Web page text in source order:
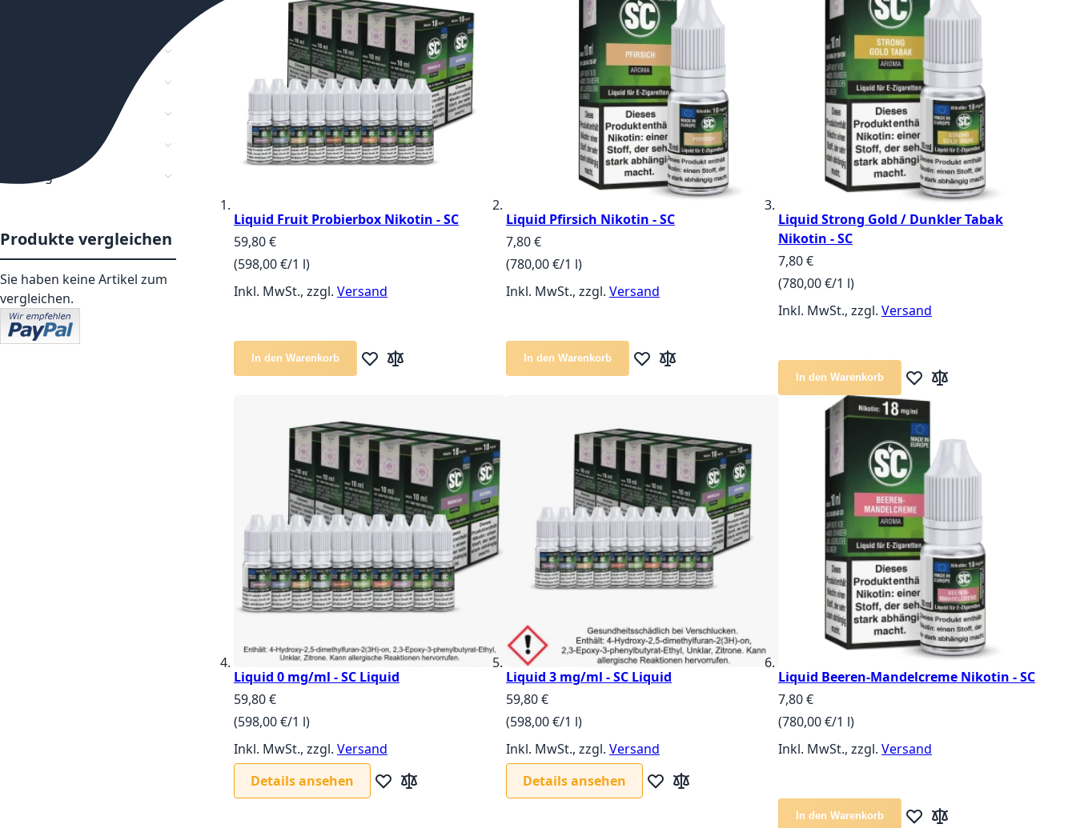
Packung
Liquid Fruit Probierbox Nikotin - SC
59,80 €
(598,00 €/1 l)
Inkl. MwSt., zzgl. Versand
In den Warenkorb Zur Wunschliste hinzufügen
Zur Vergleichsliste hinzufügen
Liquid Pfirsich Nikotin - SC
7,80 €
(780,00 €/1 l)
Inkl. MwSt., zzgl. Versand
In den Warenkorb Zur Wunschliste hinzufügen
Zur Vergleichsliste hinzufügen
Liquid Strong Gold / Dunkler Tabak
Nikotin - SC
7,80 €
(780,00 €/1 l)
Inkl. MwSt., zzgl. Versand
In den Warenkorb Zur Wunschliste hinzufügen
Zur Vergleichsliste
Liquid 0 mg/ml - SC Liquid
59,80 €
(598,00 €/1 l)
Inkl. MwSt., zzgl. Versand
Details ansehen
Zur Wunschliste hinzufügen
Zur Vergleichsliste hinzufügen
Liquid 3 mg/ml - SC Liquid
59,80 €
(598,00 €/1 l)
Inkl. MwSt., zzgl. Versand
Details ansehen
Zur Wunschliste hinzufügen
Zur Vergleichsliste hinzufügen
Liquid Beeren-Mandelcreme Nikotin - SC
7,80 €
(780,00 €/1 l)
Inkl. MwSt., zzgl. Versand
In den Warenkorb Zur Wunschliste hinzufügen
Zur Vergleichsliste
Produkte vergleichen
Sie haben keine Artikel zum
vergleichen.